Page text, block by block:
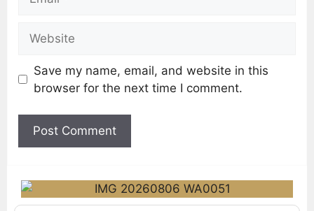
Save my name, email, and website in this
browser for the next time I comment.